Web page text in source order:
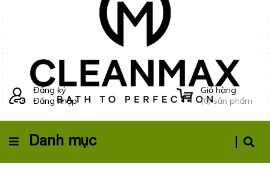
Đăng ký
Đăng nhập
Giỏ hàng
(0) sản phẩm
Danh mục